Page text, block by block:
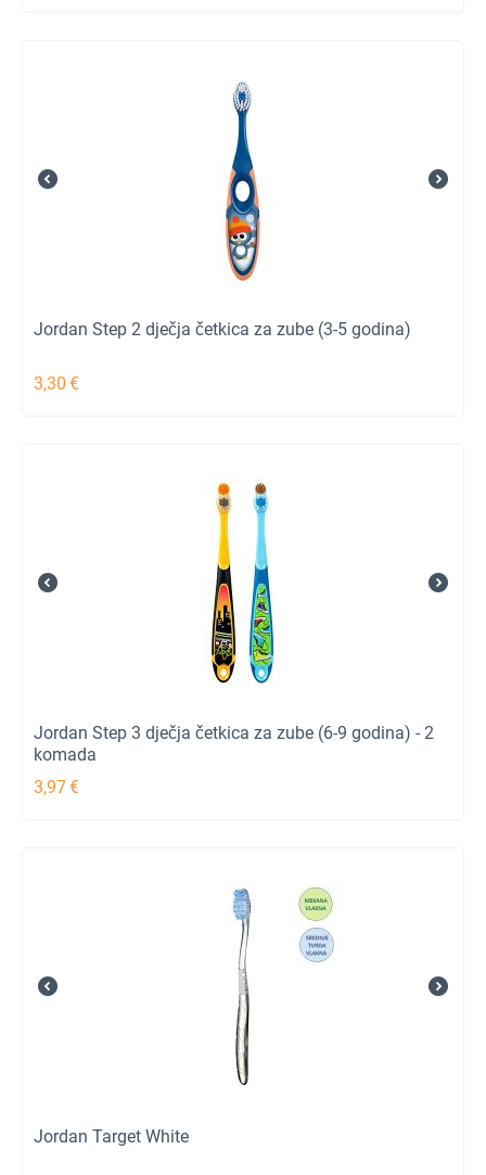
Jordan Step 2 dječja četkica za zube (3-5 godina)
3,30 €
Jordan Step 3 dječja četkica za zube (6-9 godina) - 2
komada
3,97€
Jordan Target White